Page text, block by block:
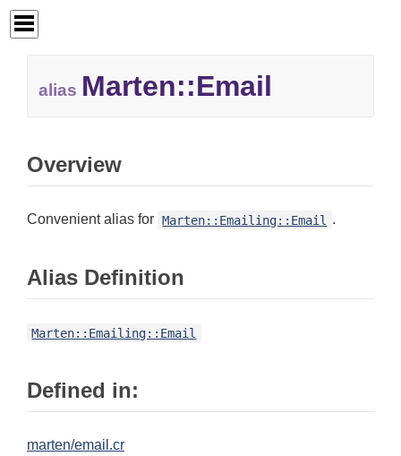
alias Marten::Email
Overview
Convenient alias for Marten::Emailing::Email .
Alias Definition
Marten::Emailing::Email
Defined in:
marten/email.cr